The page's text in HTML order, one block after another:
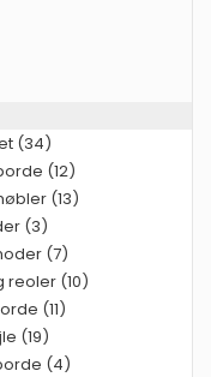
(34)
(12)
(13)
(3)
(7)
reoler (10)
(11)
(19)
(4)